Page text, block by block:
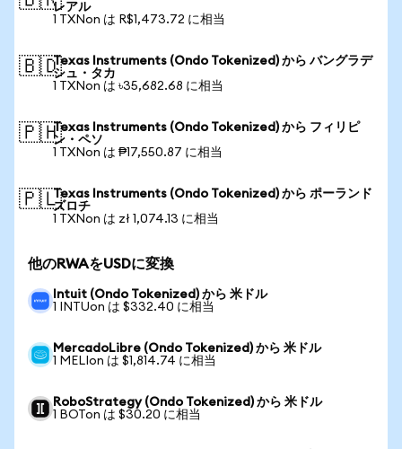
レアル
1 TXNon は R$1,473.72 に相当
🇧🇩Texas Instruments (Ondo Tokenized) から バングラデ
シュ・タカ
1 TXNon は ৳35,682.68 に相当
🇵🇭Texas Instruments (Ondo Tokenized) から フィリピ
ン・ペソ
1 TXNon は ₱17,550.87 に相当
🇵🇱Texas Instruments (Ondo Tokenized) から ポーランド
ズロチ
1 TXNon は zł 1,074.13 に相当
他のRWAをUSDに変換
Intuit (Ondo Tokenized) から 米ドル
1 INTUon は $332.40 に相当
MercadoLibre (Ondo Tokenized) から 米ドル
1 MELIon は $1,814.74 に相当
RoboStrategy (Ondo Tokenized) から 米ドル
1 BOTon は $30.20 に相当